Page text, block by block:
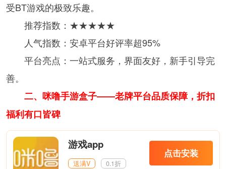
受BT游戏的极致乐趣。
推荐指数：★★★★★
人气指数：安卓平台好评率超95%
平台亮点：一站式服务，界面友好，新手引导完
善。
二、咪噜手游盒子——老牌平台品质保障，折扣
福利有口皆碑
游戏app
送满V 0.1折
点击安装